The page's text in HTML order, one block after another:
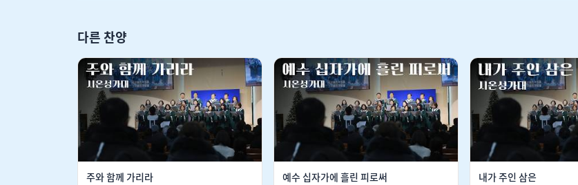
다른 찬양
주와 함께 가리라 예수 십자가에 흘린 피로써 내가 주인 삼은